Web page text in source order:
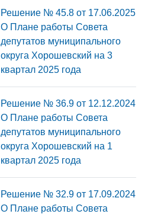
Решение № 45.8 от 17.06.2025
О Плане работы Совета
депутатов муниципального
округа Хорошевский на 3
квартал 2025 года
Решение № 36.9 от 12.12.2024
О Плане работы Совета
депутатов муниципального
округа Хорошевский на 1
квартал 2025 года
Решение № 32.9 от 17.09.2024
О Плане работы Совета